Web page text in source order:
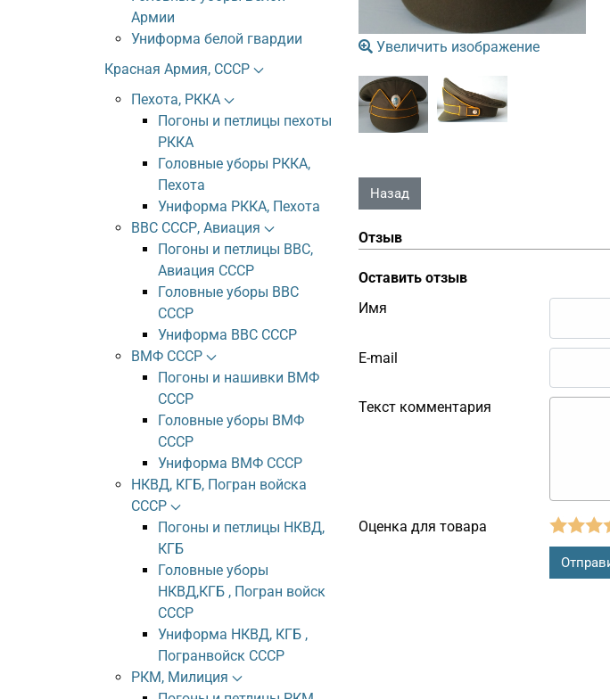
Армии
Униформа белой гвардии
Красная Армия, СССР
Пехота, РККА
Погоны и петлицы пехоты
РККА
Головные уборы РККА,
Пехота
Униформа РККА, Пехота
ВВС СССР, Авиация
Погоны и петлицы ВВС,
Авиация СССР
Головные уборы ВВС
СССР
Униформа ВВС СССР
ВМФ СССР
Погоны и нашивки ВМФ
СССР
Головные уборы ВМФ
СССР
Униформа ВМФ СССР
НКВД, КГБ, Погран войска
СССР
Погоны и петлицы НКВД,
КГБ
Головные уборы
НКВД,КГБ , Погран войск
СССР
Униформа НКВД, КГБ ,
Погранвойск СССР
РКМ, Милиция
Увеличить изображение
Отзыв
Оставить отзыв
Имя
E-mail
Текст комментария
Оценка для товара